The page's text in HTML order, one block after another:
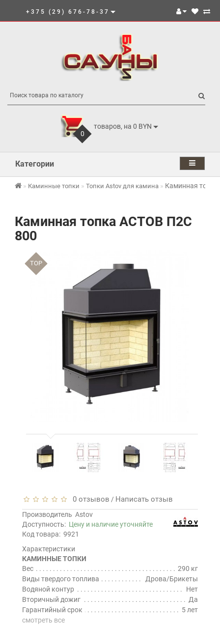
+375 (29) 676-78-37
0
товаров, на 0 BYN
Категории
Каминные топки Топки Astov для камина Каминная
Каминная топка АСТОВ П2С
800
TOP
0 отзывов / Написать отзыв
Производитель Astov
Доступность: Цену и наличие уточняйте
Код товара: 9921
Характеристики
КАМИННЫЕ ТОПКИ
Вес
290 кг
Виды твердого топлива
Дрова/Брикеты
Водяной контур
Нет
Вторичный дожиг
Да
Гарантийный срок
5 лет
смотреть все